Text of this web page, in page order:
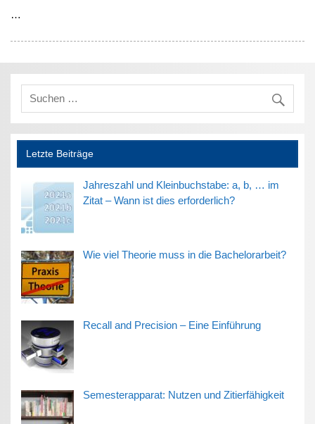
…
Letzte Beiträge
Jahreszahl und Kleinbuchstabe: a, b, … im
Zitat – Wann ist dies erforderlich?
Wie viel Theorie muss in die Bachelorarbeit?
Recall and Precision – Eine Einführung
Semesterapparat: Nutzen und Zitierfähigkeit